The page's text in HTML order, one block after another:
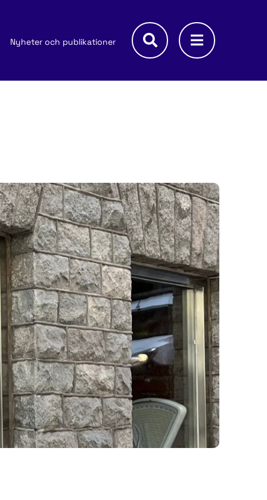
Nyheter och publikationer